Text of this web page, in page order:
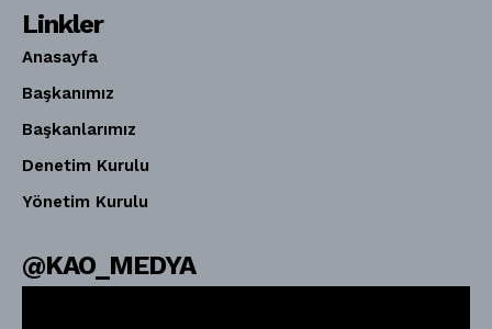
Linkler
Anasayfa
Başkanımız
Başkanlarımız
Denetim Kurulu
Yönetim Kurulu
@KAO_MEDYA